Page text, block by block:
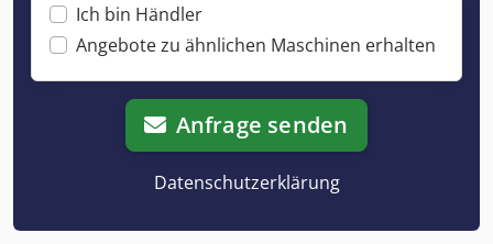
Ich bin Händler
Angebote zu ähnlichen Maschinen erhalten
Anfrage senden
Datenschutzerklärung